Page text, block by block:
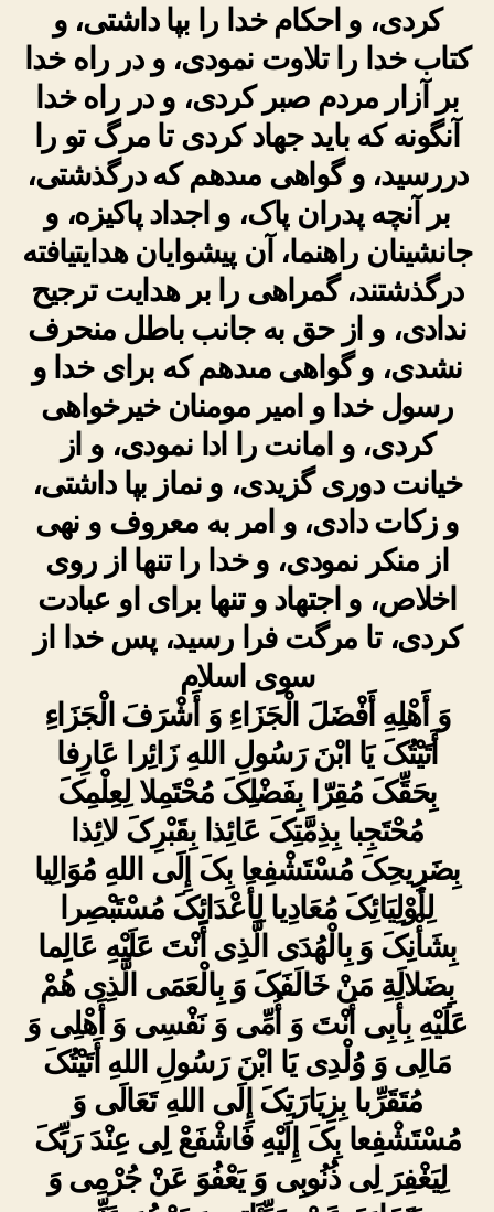
کردى، و احکام خدا را بپا داشتى، و
کتاب خدا را تلاوت نمودى، و در راه خدا
بر آزار مردم صبر کردى، و در راه خدا
آنگونه که باید جهاد کردى تا مرگ تو را
دررسید، و گواهى مى‏دهم‏ که درگذشتى،
بر آنچه پدران پاک، و اجداد پاکیزه، و
جانشینان‏ راهنما، آن پیشوایان هدایت‏یافته
درگذشتند، گمراهى را بر هدایت ترجیح
ندادى، و از حق به جانب باطل منحرف
نشدى، و گواهى مى‏دهم که براى خدا و
رسول خدا و امیر مومنان خیرخواهى
کردى، و امانت را ادا نمودى، و از
خیانت‏ دورى گزیدى، و نماز بپا داشتى،
و زکات دادى، و امر به معروف و نهى
از منکر نمودى، و خدا را تنها از روى
اخلاص، و اجتهاد و تنها براى او عبادت
کردى، تا مرگت فرا رسید، پس خدا از
سوى اسلام
وَ أَهْلِهِ أَفْضَلَ الْجَزَاءِ وَ أَشْرَفَ الْجَزَاءِ
أَتَیْتُکَ یَا ابْنَ رَسُولِ اللهِ زَائِرا عَارِفا
بِحَقِّکَ مُقِرّا بِفَضْلِکَ مُحْتَمِلا لِعِلْمِکَ
مُحْتَجِبا بِذِمَّتِکَ عَائِذا بِقَبْرِکَ لائِذا
بِضَرِیحِکَ مُسْتَشْفِعا بِکَ إِلَى اللهِ مُوَالِیا
لِأَوْلِیَائِکَ مُعَادِیا لِأَعْدَائِکَ مُسْتَبْصِرا
بِشَأْنِکَ وَ بِالْهُدَى الَّذِی أَنْتَ عَلَیْهِ عَالِما
بِضَلالَةِ مَنْ خَالَفَکَ وَ بِالْعَمَى الَّذِی هُمْ
عَلَیْهِ بِأَبِی أَنْتَ وَ أُمِّی وَ نَفْسِی وَ أَهْلِی وَ
مَالِی وَ وُلْدِی یَا ابْنَ رَسُولِ اللهِ أَتَیْتُکَ
مُتَقَرِّبا بِزِیَارَتِکَ إِلَى اللهِ تَعَالَى وَ
مُسْتَشْفِعا بِکَ إِلَیْهِ فَاشْفَعْ لِی عِنْدَ رَبِّکَ
لِیَغْفِرَ لِی ذُنُوبِی وَ یَعْفُوَ عَنْ جُرْمِی وَ